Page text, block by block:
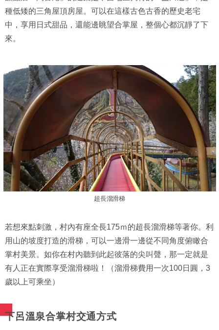
種低矮的三角屋頂房屋。可以在這樣古色古香的歷史老宅
中，享用日式甜品，還能邊眺望合掌屋，整個心都沉靜了下
來。
超長溜滑梯
若想來點刺激，村內有座全長175ｍ的超長溜滑梯等著你。利
用山的坡度打造的滑梯，可以一邊滑一邊從不同角度俯瞰合
掌村美景。如你在村內聽到此起彼落的尖叫聲，那一定就是
有人正在實際享受溜滑梯啦！（溜滑梯費用一次100日圓，3
歲以上可乘坐）
下呂溫泉合掌村交通方式